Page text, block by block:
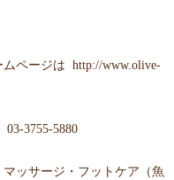
ムページは http://www.olive-
03-3755-5880
ッサージ・フットケア（魚